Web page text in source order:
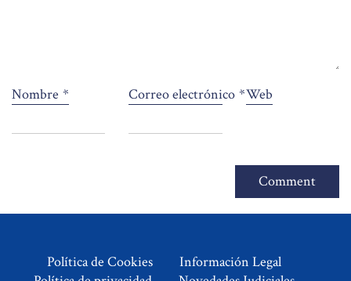
Nombre * Correo electrónico *Web
Política de Cookies
Información Legal